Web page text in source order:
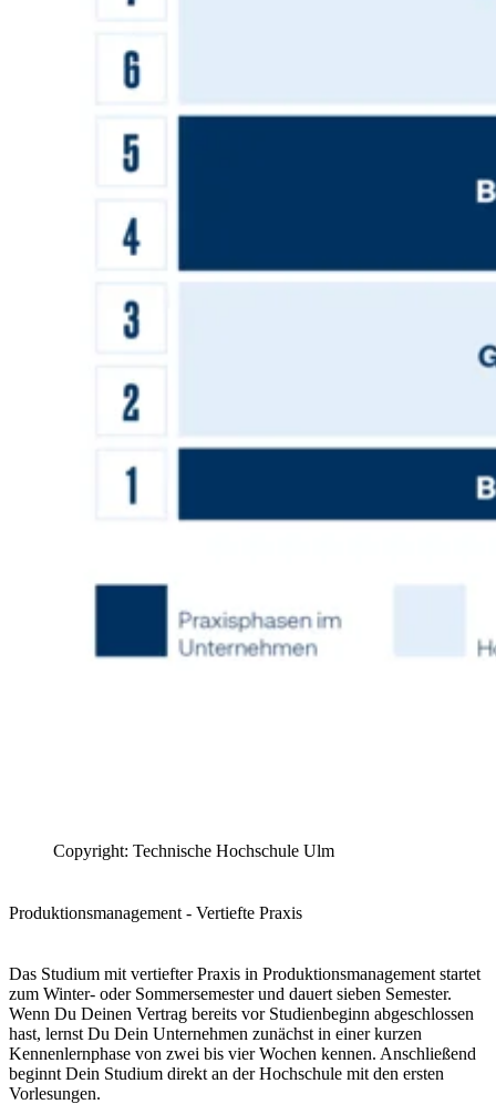
Copyright: Technische Hochschule Ulm
Produktionsmanagement - Vertiefte Praxis
Das Studium mit vertiefter Praxis in Produktionsmanagement startet
zum Winter- oder Sommersemester und dauert sieben Semester.
Wenn Du Deinen Vertrag bereits vor Studienbeginn abgeschlossen
hast, lernst Du Dein Unternehmen zunächst in einer kurzen
Kennenlernphase von zwei bis vier Wochen kennen. Anschließend
beginnt Dein Studium direkt an der Hochschule mit den ersten
Vorlesungen.